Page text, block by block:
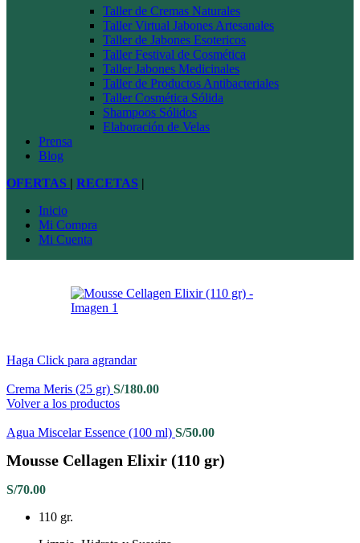
Taller de Cremas Naturales
Taller Virtual Jabones Artesanales
Taller de Jabones Esotericos
Taller Festival de Cosmética
Taller Jabones Medicinales
Taller de Productos Antibacteriales
Taller Cosmética Sólida
Shampoos Sólidos
Elaboración de Velas
Prensa
Blog
OFERTAS | RECETAS |
Inicio
Mi Compra
Mi Cuenta
Haga Click para agrandar
Crema Meris (25 gr) S/180.00
Volver a los productos
Agua Miscelar Essence (100 ml) S/50.00
Mousse Cellagen Elixir (110 gr)
S/70.00
110 gr.